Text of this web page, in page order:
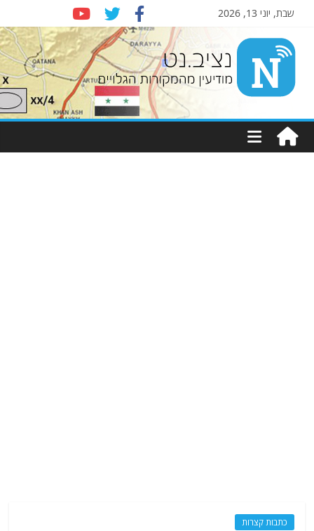
שבת, יוני 13, 2026
Nziv.net
מודיעין
מהמקורות
כתבות קצרות